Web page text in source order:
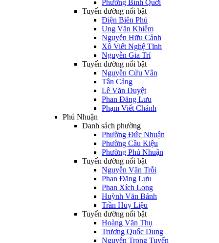
Phường Bình Quới
Tuyến đường nổi bật
Điện Biên Phủ
Ung Văn Khiêm
Nguyễn Hữu Cảnh
Xô Viết Nghệ Tĩnh
Nguyễn Gia Trí
Tuyến đường nổi bật
Nguyễn Cửu Vân
Tân Cảng
Lê Văn Duyệt
Phan Đăng Lưu
Phạm Viết Chánh
Phú Nhuận
Danh sách phường
Phường Đức Nhuận
Phường Cầu Kiệu
Phường Phú Nhuận
Tuyến đường nổi bật
Nguyễn Văn Trỗi
Phan Đăng Lưu
Phan Xích Long
Huỳnh Văn Bánh
Trần Huy Liệu
Tuyến đường nổi bật
Hoàng Văn Thụ
Trương Quốc Dung
Nguyễn Trọng Tuyển